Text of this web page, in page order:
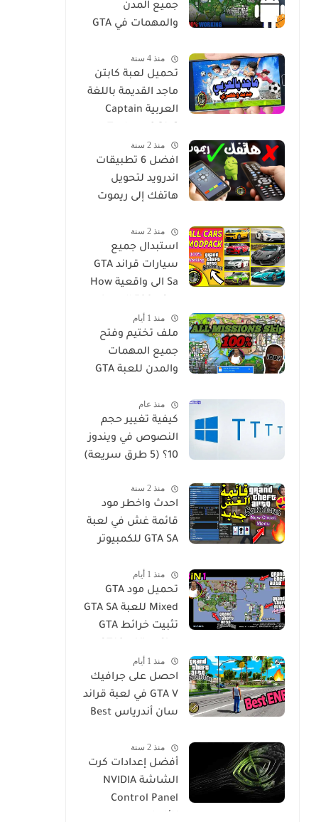
جميع المدن
والمهمات في GTA
Save Game Tamat
100% - Gta Sa
Android/Mobile
منذ 4 سنة
تحميل لعبة كابتن
ماجد القديمة باللغة
العربية Captain
مترجم للاندرويد
منذ 2 سنة
افضل 6 تطبيقات
اندرويد لتحويل
هاتفك إلى ريموت
تحكم عن بعد لاي
جهاز في منزلك
منذ 2 سنة
استبدال جميع
سيارات قراند GTA
Sa الى واقعية How
Replace Pack in GTA
San
منذ 1 أيام
ملف تختيم وفتح
جميع المهمات
والمدن للعبة GTA
منذ عام
كيفية تغيير حجم
النصوص في ويندوز
10؟ (5 طرق سريعة)
منذ 2 سنة
احدث واخطر مود
قائمة غش في لعبة
GTA SA للكمبيوتر
Cheat Menu Mod
Free Download for
PC
منذ 1 أيام
تحميل مود GTA
Mixed للعبة GTA SA
تثبيت خرائط GTA
جميع الميزات في
لعبة San Andres
منذ 1 أيام
احصل على جرافيك
GTA V في لعبة قراند
سان أندرياس Best
Graphics MOD -
GTA Sa For
Windows 10
منذ 2 سنة
أفضل إعدادات كرت
الشاشة NVIDIA
Control Panel